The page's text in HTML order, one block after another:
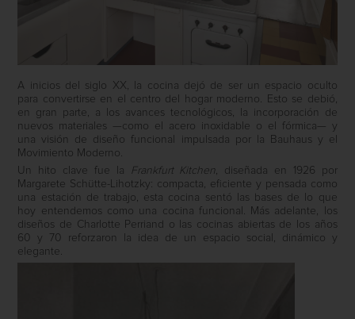
A inicios del siglo XX, la cocina dejó de ser un espacio oculto
para convertirse en el centro del hogar moderno. Esto se debió,
en gran parte, a los avances tecnológicos, la incorporación de
nuevos materiales —como el acero inoxidable o el fórmica— y
una visión de diseño funcional impulsada por la Bauhaus y el
Movimiento Moderno.
Un hito clave fue la
Frankfurt Kitchen , diseñada en 1926 por
Margarete Schütte-Lihotzky: compacta, eficiente y pensada como
una estación de trabajo, esta cocina sentó las bases de lo que
hoy entendemos como una cocina funcional. Más adelante, los
diseños de Charlotte Perriand o las cocinas abiertas de los años
60 y 70 reforzaron la idea de un espacio social, dinámico y
elegante.